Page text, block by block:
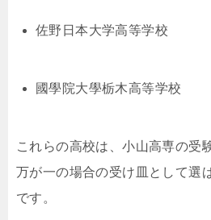
佐野日本大学高等学校
國學院大學栃木高等学校
これらの高校は、小山高専の受
万が一の場合の受け皿として選
です。